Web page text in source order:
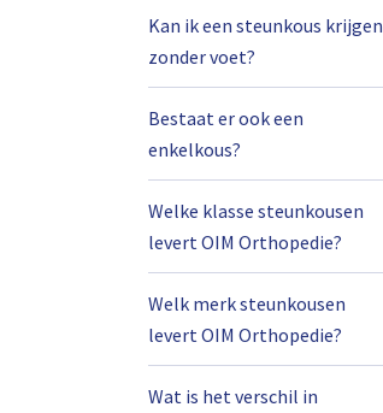
Kan ik een steunkous krijgen
zonder voet?
Bestaat er ook een
enkelkous?
Welke klasse steunkousen
levert OIM Orthopedie?
Welk merk steunkousen
levert OIM Orthopedie?
Wat is het verschil in